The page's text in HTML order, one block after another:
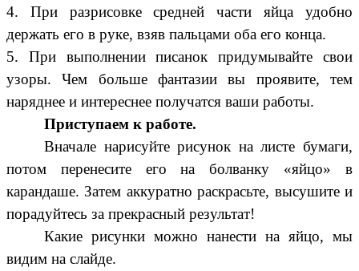
4. При разрисовке средней части яйца удобно
держать его в руке, взяв пальцами оба его конца.
5. При выполнении писанок придумывайте свои
узоры. Чем больше фантазии вы проявите, тем
наряднее и интереснее получатся ваши работы.
Приступаем к работе.
Вначале нарисуйте рисунок на листе бумаги,
потом перенесите его на болванку «яйцо» в
карандаше. Затем аккуратно раскрасьте, высушите и
порадуйтесь за прекрасный результат!
Какие рисунки можно нанести на яйцо, мы
видим на слайде.